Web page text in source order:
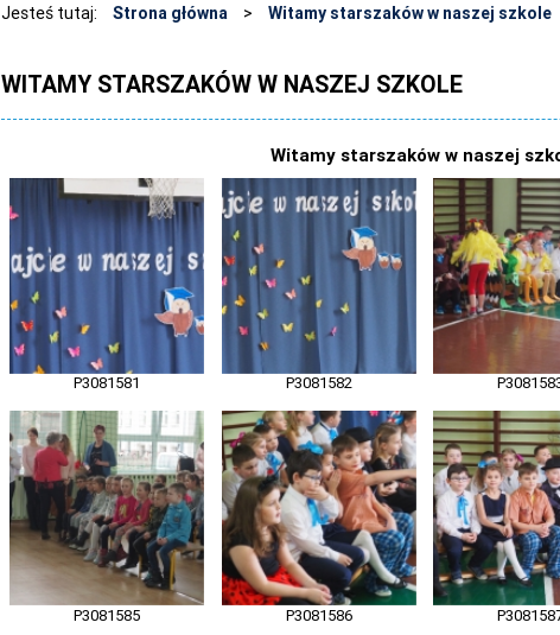
Jesteś tutaj: Strona główna > Witamy starszaków w naszej szkole
WITAMY STARSZAKÓW W NASZEJ SZKOLE
Witamy starszaków w naszej
P3081581 P3081582
P3081585 P3081586